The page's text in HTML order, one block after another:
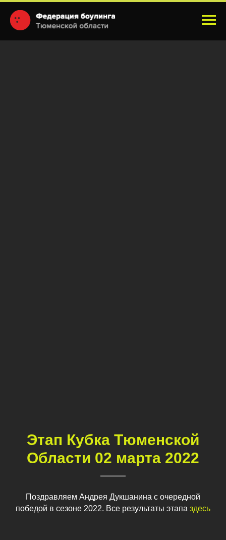
Этап Кубка Тюменской
Области 02 марта 2022
Поздравляем Андрея Дукшанина с очередной
победой в сезоне 2022. Все результаты этапа здесь